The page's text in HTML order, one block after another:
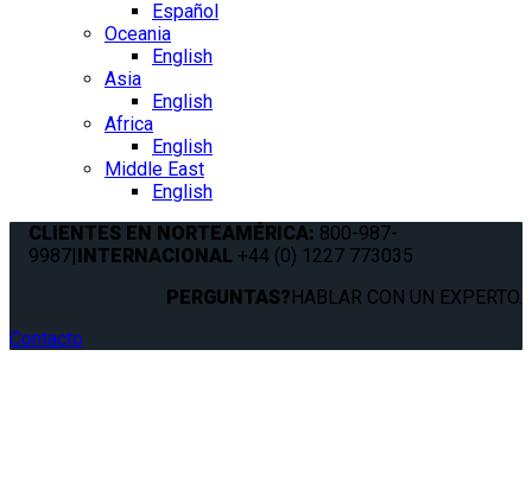
Español
Oceania
English
Asia
English
Africa
English
Middle East
English
CLIENTES EN NORTEAMÉRICA: 800-987-
9987|INTERNACIONAL +44 (0) 1227 773035
PERGUNTAS?HABLAR CON UN EXPERTO.
Contacto